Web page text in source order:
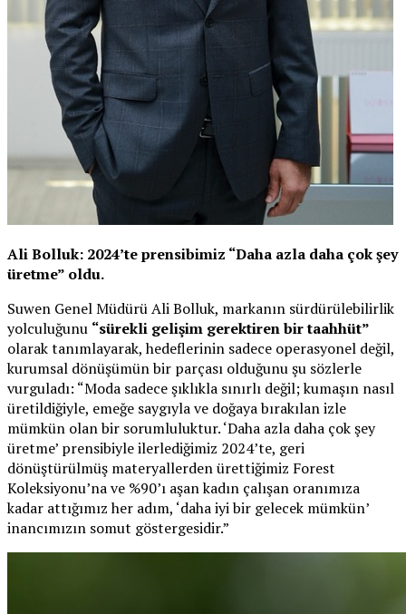
Ali Bolluk: 2024’te prensibimiz “Daha azla daha çok şey
üretme” oldu.
Suwen Genel Müdürü Ali Bolluk, markanın sürdürülebilirlik
yolculuğunu “sürekli gelişim gerektiren bir taahhüt”
olarak tanımlayarak, hedeflerinin sadece operasyonel değil,
kurumsal dönüşümün bir parçası olduğunu şu sözlerle
vurguladı: “Moda sadece şıklıkla sınırlı değil; kumaşın nasıl
üretildiğiyle, emeğe saygıyla ve doğaya bırakılan izle
mümkün olan bir sorumluluktur. ‘Daha azla daha çok şey
üretme’ prensibiyle ilerlediğimiz 2024’te, geri
dönüştürülmüş materyallerden ürettiğimiz Forest
Koleksiyonu’na ve %90’ı aşan kadın çalışan oranımıza
kadar attığımız her adım, ‘daha iyi bir gelecek mümkün’
inancımızın somut göstergesidir.”